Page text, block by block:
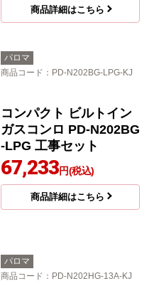
商品詳細はこちら
パロマ
商品コード ：PD-N202BG-LPG-KJ
コンパクト ビルトイン
ガスコンロ PD-N202BG
-LPG 工事セット
67,233円(税込)
商品詳細はこちら
パロマ
商品コード ：PD-N202HG-13A-KJ